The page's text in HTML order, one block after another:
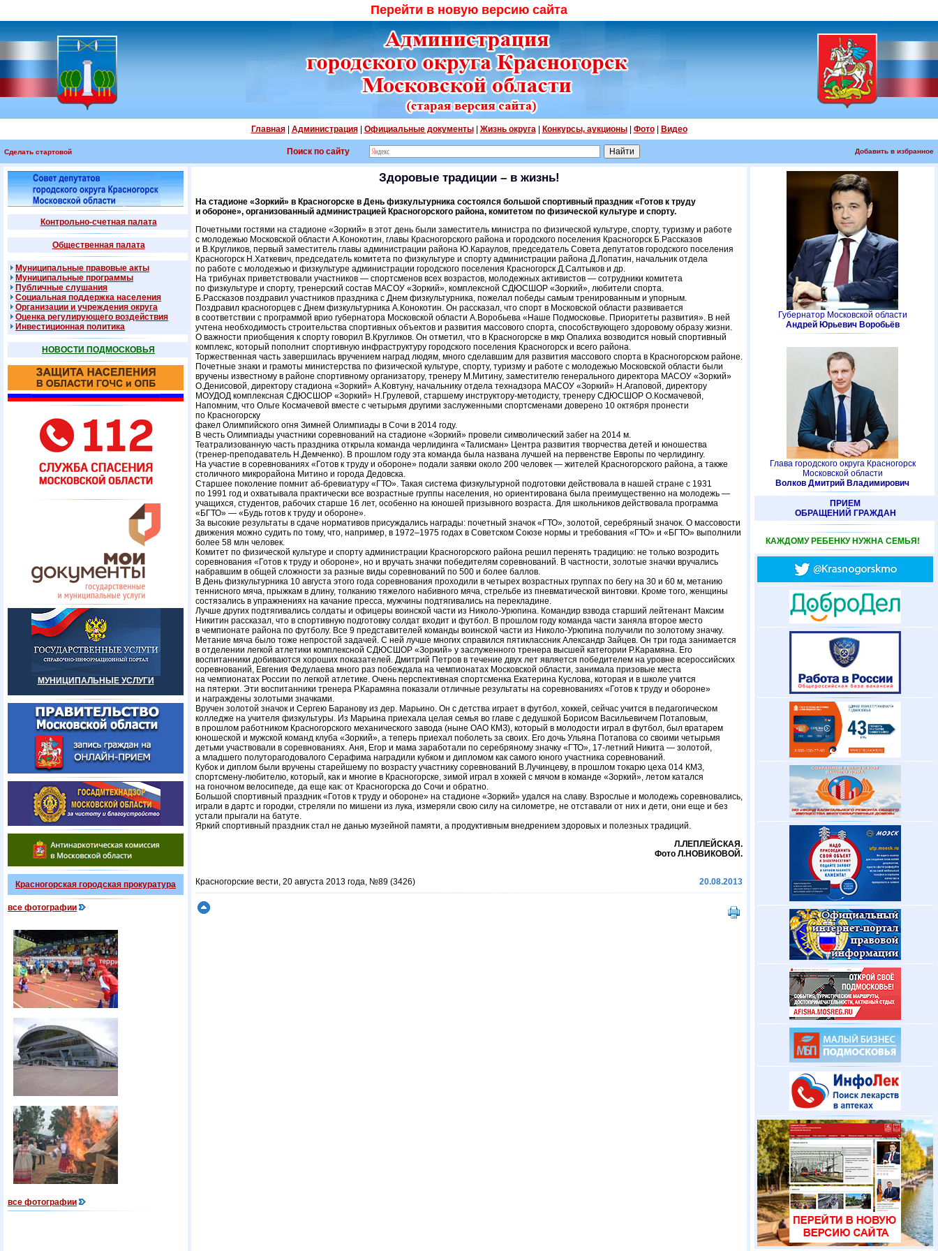
Перейти в новую версию сайта
Главная| Администрация| Официальные документы| Жизнь округа| Конкурсы, аукционы| Фото| Видео
Сделать стартовой Поиск по сайту Добавить в избранное
Контрольно-счетная палата
Общественная палата
Муниципальные правовые акты
Муниципальные программы
Публичные слушания
Социальная поддержка населения
Организации и учреждения округа
Оценка регулирующего воздействия
Инвестиционная политика
НОВОСТИ ПОДМОСКОВЬЯ
МУНИЦИПАЛЬНЫЕ УСЛУГИ
Красногорская городская прокуратура
все фотографии
все фотографии
Здоровые традиции – в жизнь!
На стадионе «Зоркий» в Красногорске в День физкультурника состоялся большой спортивный праздник «Готов к труду
и обороне», организованный администрацией Красногорского района, комитетом по физической культуре и спорту.
Почетными гостями на стадионе «Зоркий» в этот день были заместитель министра по физической культуре, спорту, туризму и работе
с молодежью Московской области А.Конокотин, главы Красногорского района и городского поселения Красногорск Б.Рассказов
и В.Кругликов, первый заместитель главы администрации района Ю.Караулов, председатель Совета депутатов городского поселения
Красногорск Н.Хаткевич, председатель комитета по физкультуре и спорту администрации района Д.Лопатин, начальник отдела
по работе с молодежью и физкультуре администрации городского поселения Красногорск Д.Салтыков и др.
На трибунах приветствовали участников — спортсменов всех возрастов, молодежных активистов — сотрудники комитета
по физкультуре и спорту, тренерский состав МАСОУ «Зоркий», комплексной СДЮСШОР «Зоркий», любители спорта.
Б.Рассказов поздравил участников праздника с Днем физкультурника, пожелал победы самым тренированным и упорным.
Поздравил красногорцев с Днем физкультурника А.Конокотин. Он рассказал, что спорт в Московской области развивается
в соответствии с программой врио губернатора Московской области А.Воробьева «Наше Подмосковье. Приоритеты развития». В ней
учтена необходимость строительства спортивных объектов и развития массового спорта, способствующего здоровому образу жизни.
О важности приобщения к спорту говорил В.Кругликов. Он отметил, что в Красногорске в мкр Опалиха возводится новый спортивный
комплекс, который пополнит спортивную инфраструктуру городского поселения Красногорск и всего района.
Торжественная часть завершилась вручением наград людям, много сделавшим для развития массового спорта в Красногорском районе.
Почетные знаки и грамоты министерства по физической культуре, спорту, туризму и работе с молодежью Московской области были
вручены известному в районе спортивному организатору, тренеру М.Митину, заместителю генерального директора МАСОУ «Зоркий»
О.Денисовой, директору стадиона «Зоркий» А.Ковтуну, начальнику отдела технадзора МАСОУ «Зоркий» Н.Агаповой, директору
МОУДОД комплексная СДЮСШОР «Зоркий» Н.Грулевой, старшему инструктору-методисту, тренеру СДЮСШОР О.Космачевой,
Напомним, что Ольге Космачевой вместе с четырьмя другими заслуженными спортсменами доверено 10 октября пронести
по Красногорску
факел Олимпийского огня Зимней Олимпиады в Сочи в 2014 году.
В честь Олимпиады участники соревнований на стадионе «Зоркий» провели символический забег на 2014 м.
Театрализованную часть праздника открыла команда черлидинга «Талисман» Центра развития творчества детей и юношества
(тренер-преподаватель Н.Демченко). В прошлом году эта команда была названа лучшей на первенстве Европы по черлидингу.
На участие в соревнованиях «Готов к труду и обороне» подали заявки около 200 человек — жителей Красногорского района, а также
столичного микрорайона Митино и города Дедовска.
Старшее поколение помнит аб-бревиатуру «ГТО». Такая система физкультурной подготовки действовала в нашей стране с 1931
по 1991 год и охватывала практически все возрастные группы населения, но ориентирована была преимущественно на молодежь —
учащихся, студентов, рабочих старше 16 лет, особенно на юношей призывного возраста. Для школьников действовала программа
«БГТО» — «Будь готов к труду и обороне».
За высокие результаты в сдаче нормативов присуждались награды: почетный значок «ГТО», золотой, серебряный значок. О массовости
движения можно судить по тому, что, например, в 1972–1975 годах в Советском Союзе нормы и требования «ГТО» и «БГТО» выполнили
более 58 млн человек.
Комитет по физической культуре и спорту администрации Красногорского района решил перенять традицию: не только возродить
соревнования «Готов к труду и обороне», но и вручать значки победителям соревнований. В частности, золотые значки вручались
набравшим в общей сложности за разные виды соревнований по 500 и более баллов.
В День физкультурника 10 августа этого года соревнования проходили в четырех возрастных группах по бегу на 30 и 60 м, метанию
теннисного мяча, прыжкам в длину, толканию тяжелого набивного мяча, стрельбе из пневматической винтовки. Кроме того, женщины
состязались в упражнениях на качание пресса, мужчины подтягивались на перекладине.
Лучше других подтягивались солдаты и офицеры воинской части из Николо-Урюпина. Командир взвода старший лейтенант Максим
Никитин рассказал, что в спортивную подготовку солдат входит и футбол. В прошлом году команда части заняла второе место
в чемпионате района по футболу. Все 9 представителей команды воинской части из Николо-Урюпина получили по золотому значку.
Метание мяча было тоже непростой задачей. С ней лучше многих справился пятиклассник Александр Зайцев. Он три года занимается
в отделении легкой атлетики комплексной СДЮСШОР «Зоркий» у заслуженного тренера высшей категории Р.Карамяна. Его
воспитанники добиваются хороших показателей. Дмитрий Петров в течение двух лет является победителем на уровне всероссийских
соревнований, Евгения Федулаева много раз побеждала на чемпионатах Московской области, занимала призовые места
на чемпионатах России по легкой атлетике. Очень перспективная спортсменка Екатерина Куслова, которая и в школе учится
на пятерки. Эти воспитанники тренера Р.Карамяна показали отличные результаты на соревнованиях «Готов к труду и обороне»
и награждены золотыми значками.
Вручен золотой значок и Сергею Баранову из дер. Марьино. Он с детства играет в футбол, хоккей, сейчас учится в педагогическом
колледже на учителя физкультуры. Из Марьина приехала целая семья во главе с дедушкой Борисом Васильевичем Потаповым,
в прошлом работником Красногорского механического завода (ныне ОАО КМЗ), который в молодости играл в футбол, был вратарем
юношеской и мужской команд клуба «Зоркий», а теперь приехал поболеть за своих. Его дочь Ульяна Потапова со своими четырьмя
детьми участвовали в соревнованиях. Аня, Егор и мама заработали по серебряному значку «ГТО», 17-летний Никита — золотой,
а младшего полуторагодовалого Серафима наградили кубком и дипломом как самого юного участника соревнований.
Кубок и диплом были вручены старейшему по возрасту участнику соревнований В.Лучинцеву, в прошлом токарю цеха 014 КМЗ,
спортсмену-любителю, который, как и многие в Красногорске, зимой играл в хоккей с мячом в команде «Зоркий», летом катался
на гоночном велосипеде, да еще как: от Красногорска до Сочи и обратно.
Большой спортивный праздник «Готов к труду и обороне» на стадионе «Зоркий» удался на славу. Взрослые и молодежь соревновались,
играли в дартс и городки, стреляли по мишени из лука, измеряли свою силу на силометре, не отставали от них и дети, они еще и без
устали прыгали на батуте.
Яркий спортивный праздник стал не данью музейной памяти, а продуктивным внедрением здоровых и полезных традиций.
Л.ЛЕПЛЕЙСКАЯ.
Фото Л.НОВИКОВОЙ.
Красногорские вести, 20 августа 2013 года, №89 (3426) 20.08.2013
Губернатор Московской области
Андрей Юрьевич Воробьёв
Глава городского округа Красногорск
Московской области
Волков Дмитрий Владимирович
ПРИЕМ
ОБРАЩЕНИЙ ГРАЖДАН
КАЖДОМУ РЕБЕНКУ НУЖНА СЕМЬЯ!